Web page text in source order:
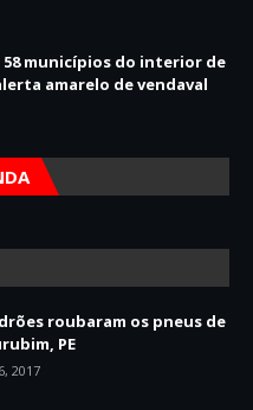
municípios do interior de
amarelo de vendaval
roubaram os pneus de
PE
2017